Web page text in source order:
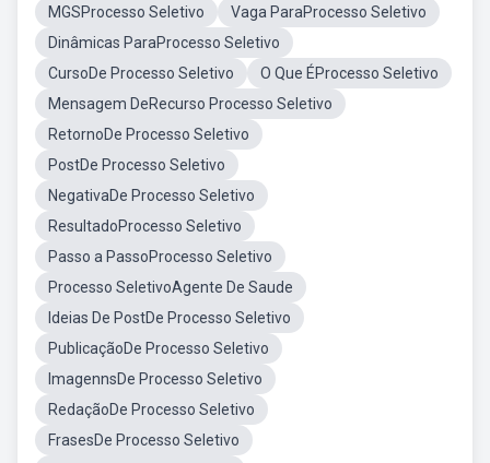
MGSProcesso Seletivo
Vaga ParaProcesso Seletivo
Dinâmicas ParaProcesso Seletivo
CursoDe Processo Seletivo
O Que ÉProcesso Seletivo
Mensagem DeRecurso Processo Seletivo
RetornoDe Processo Seletivo
PostDe Processo Seletivo
NegativaDe Processo Seletivo
ResultadoProcesso Seletivo
Passo a PassoProcesso Seletivo
Processo SeletivoAgente De Saude
Ideias De PostDe Processo Seletivo
PublicaçãoDe Processo Seletivo
ImagennsDe Processo Seletivo
RedaçãoDe Processo Seletivo
FrasesDe Processo Seletivo